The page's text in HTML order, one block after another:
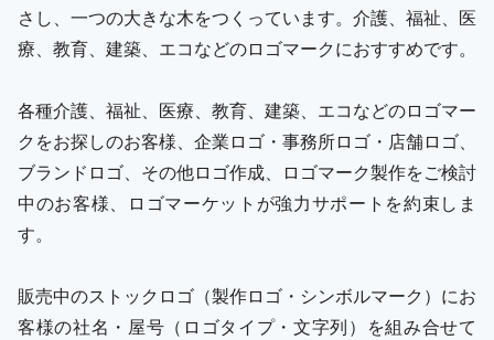
さし、一つの大きな木をつくっています。介護、福祉、医
療、教育、建築、エコなどのロゴマークにおすすめです。
各種介護、福祉、医療、教育、建築、エコなどのロゴマー
クをお探しのお客様、企業ロゴ・事務所ロゴ・店舗ロゴ、
ブランドロゴ、その他ロゴ作成、ロゴマーク製作をご検討
中のお客様、ロゴマーケットが強力サポートを約束しま
す。
販売中のストックロゴ（製作ロゴ・シンボルマーク）にお
客様の社名・屋号（ロゴタイプ・文字列）を組み合せて